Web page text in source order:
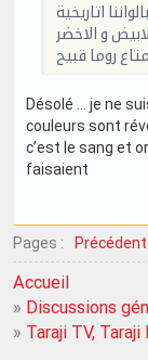
اتاريخية
الابيض و الاخضر
روما قبيح
Désolé … je ne
couleurs sont
c’est le sang et
faisaient
Pages : Précédent
Accueil
» Discussions
» Taraji TV,